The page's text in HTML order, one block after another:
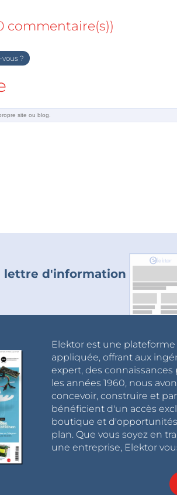
commentaire(s))
?
d'information
Elektor est une
appliquée, offrant aux
expert, des
les années 1960, nous
concevoir, construire et
bénéficient d'un accès
boutique et
plan. Que vous soyez en
une entreprise, Elektor